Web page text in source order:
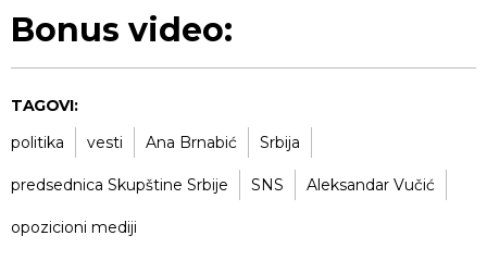
Bonus video:
TAGOVI:
politika
vesti Ana Brnabić Srbija
predsednica Skupštine Srbije SNS Aleksandar Vučić
opozicioni mediji